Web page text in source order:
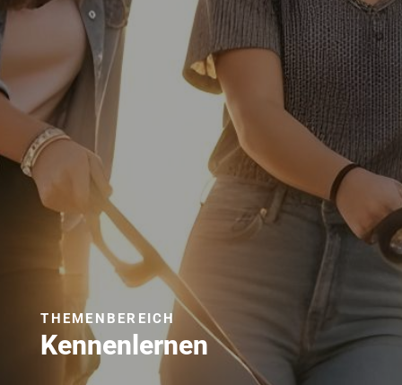
Kennenlernen
THEMENBEREICH